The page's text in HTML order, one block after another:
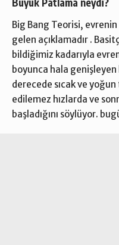
Big Bang Teorisi, evrenin
gelen açıklamadır .
bildiğimiz kadarıyla
boyunca hala genişleyen
derecede sıcak ve
edilemez hızlarda ve
başladığını söylüyor.